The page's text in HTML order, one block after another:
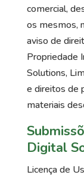
comercial,
os mesmos,
aviso de
Propriedade
Solutions,
e direitos de
materiais
Digital
Licença de